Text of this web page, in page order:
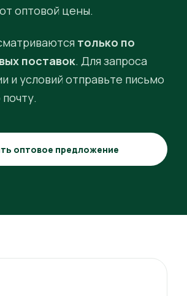
оптовой цены.
только по
поставок. Для запроса
и условий отправьте письмо
оптовое предложение